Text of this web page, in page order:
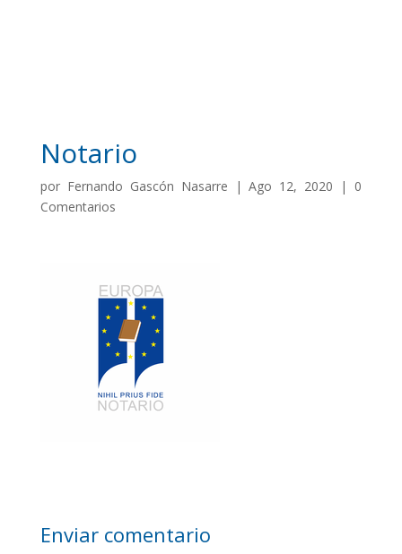
Notario
por Fernando Gascón Nasarre |Ago 12, 2020 | 0
Comentarios
Enviar comentario